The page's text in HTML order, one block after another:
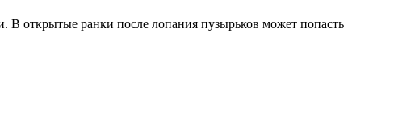
В открытые ранки после лопания пузырьков может попасть